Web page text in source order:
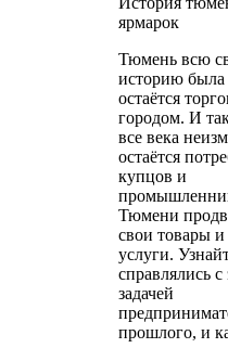
ярмарок
Тюмень всю
историю была
остаётся
городом. И
все века
остаётся
купцов и
Тюмени
свои товары и
услуги.
справлялись с
задачей
прошлого, и